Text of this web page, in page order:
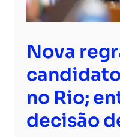
Nova
no Rio;
decisão